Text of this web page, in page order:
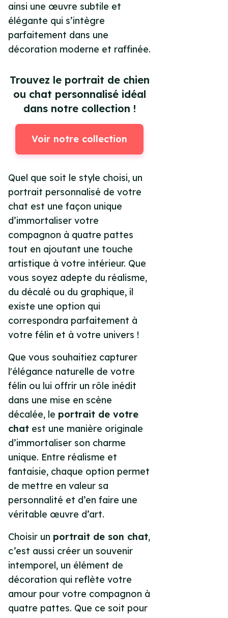
ainsi une œuvre subtile et
élégante qui s’intègre
parfaitement dans une
décoration moderne et raffinée.
Trouvez le portrait de chien
ou chat personnalisé idéal
dans notre collection !
Voir notre collection
Quel que soit le style choisi, un
portrait personnalisé de votre
chat est une façon unique
d’immortaliser votre
compagnon à quatre pattes
tout en ajoutant une touche
artistique à votre intérieur. Que
vous soyez adepte du réalisme,
du décalé ou du graphique, il
existe une option qui
correspondra parfaitement à
votre félin et à votre univers !
Que vous souhaitiez capturer
l'élégance naturelle de votre
félin ou lui offrir un rôle inédit
dans une mise en scène
décalée, le portrait de votre
chat est une manière originale
d’immortaliser son charme
unique. Entre réalisme et
fantaisie, chaque option permet
de mettre en valeur sa
personnalité et d’en faire une
véritable œuvre d’art.
Choisir un portrait de son chat,
c’est aussi créer un souvenir
intemporel, un élément de
décoration qui reflète votre
amour pour votre compagnon à
quatre pattes. Que ce soit pour